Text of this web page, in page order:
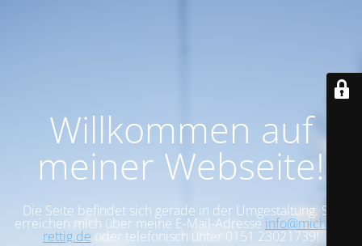
Willkommen auf
meiner Webseite!
Die Seite befindet sich gerade in der Umgestaltung. Sie
erreichen mich über meine E-Mail-Adresseinfo@michael-
rettig.de oder telefonisch unter 0151 23021739!